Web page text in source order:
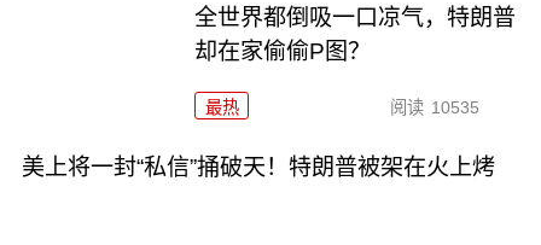
全世界都倒吸一口凉气，特朗普
却在家偷偷P图？
最热 阅读 10535
美上将一封“私信”捅破天！特朗普被架在火上烤